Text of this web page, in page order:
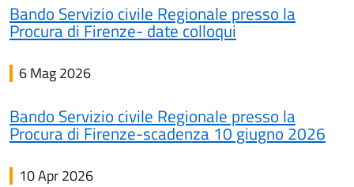
Bando Servizio civile Regionale presso la
Procura di Firenze- date colloqui
6 Mag 2026
Bando Servizio civile Regionale presso la
Procura di Firenze-scadenza 10 giugno 2026
10 Apr 2026